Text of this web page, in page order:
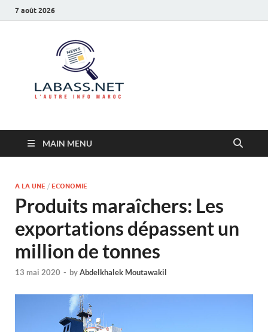
7 août 2026
MAIN MENU
A LA UNE / ECONOMIE
Produits maraîchers: Les
exportations dépassent un
million de tonnes
13 mai 2020 - byAbdelkhalek Moutawakil